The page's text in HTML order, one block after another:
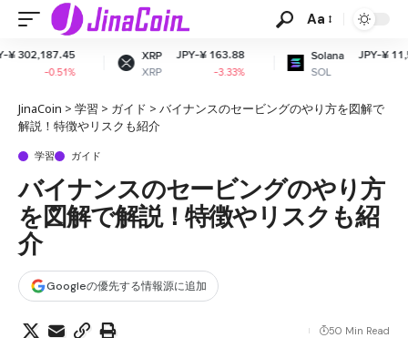
Aa
JPY-¥ 163.88
-3.33%
Solana
JPY-¥ 11,508.55
JinaCoin > 学習 > ガイド > バイナンスのセービングのやり方を図解で
解説！特徴やリスクも紹介
学習 ガイド
バイナンスのセービングのやり方
を図解で解説！特徴やリスクも紹
介
Googleの優先する情報源に追加
50 Min Read